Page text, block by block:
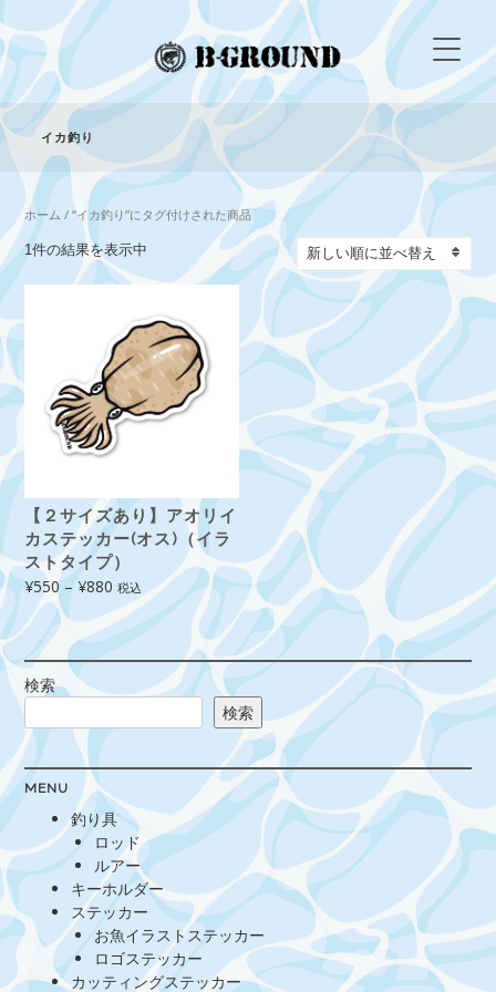
イカ釣り
ホーム / “イカ釣り”にタグ付けされた商品
1件の結果を表示中
【２サイズあり】アオリイ
カステッカー(オス)（イラ
ストタイプ）
¥550 –¥880 価
格
帯:
¥550
¥880
税込
検索
検索
MENU
釣り具
ロッド
ルアー
キーホルダー
ステッカー
お魚イラストステッカー
ロゴステッカー
カッティングステッカー